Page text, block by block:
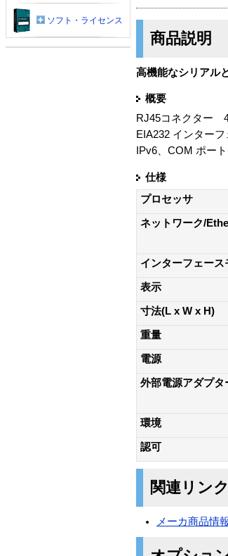
商品説明
高機能なシリアル
概要
RJ45コネクター
EIA232 インター
IPv6、COM ポー
仕様
プロセッサ
ネットワーク/
インターフェース
表示
寸法(L x W x H)
重量
電源
外部電源アダプタ
環境
認可
関連リンク
メーカ商品情
ソフト・ライセンス